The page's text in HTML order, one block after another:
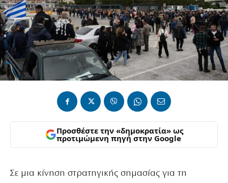
Προσθέστε την «δημοκρατία» ως
προτιμώμενη πηγή στην Google
Σε μια κίνηση στρατηγικής σημασίας για τη